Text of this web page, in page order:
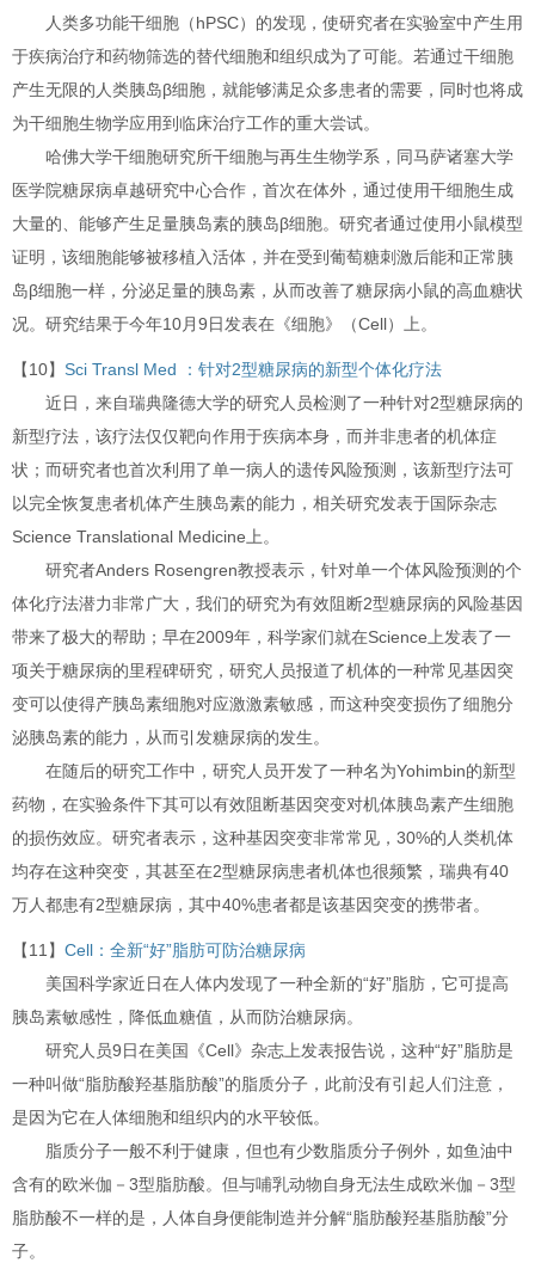
人类多功能干细胞（hPSC）的发现，使研究者在实验室中产生用
于疾病治疗和药物筛选的替代细胞和组织成为了可能。若通过干细胞
产生无限的人类胰岛β细胞，就能够满足众多患者的需要，同时也将成
为干细胞生物学应用到临床治疗工作的重大尝试。
哈佛大学干细胞研究所干细胞与再生生物学系，同马萨诸塞大学
医学院糖尿病卓越研究中心合作，首次在体外，通过使用干细胞生成
大量的、能够产生足量胰岛素的胰岛β细胞。研究者通过使用小鼠模型
证明，该细胞能够被移植入活体，并在受到葡萄糖刺激后能和正常胰
岛β细胞一样，分泌足量的胰岛素，从而改善了糖尿病小鼠的高血糖状
况。研究结果于今年10月9日发表在《细胞》（Cell）上。
【10】 Sci Transl Med ：针对2型糖尿病的新型个体化疗法
近日，来自瑞典隆德大学的研究人员检测了一种针对2型糖尿病的
新型疗法，该疗法仅仅靶向作用于疾病本身，而并非患者的机体症
状；而研究者也首次利用了单一病人的遗传风险预测，该新型疗法可
以完全恢复患者机体产生胰岛素的能力，相关研究发表于国际杂志
Science Translational Medicine上。
研究者Anders Rosengren教授表示，针对单一个体风险预测的个
体化疗法潜力非常广大，我们的研究为有效阻断2型糖尿病的风险基因
带来了极大的帮助；早在2009年，科学家们就在Science上发表了一
项关于糖尿病的里程碑研究，研究人员报道了机体的一种常见基因突
变可以使得产胰岛素细胞对应激激素敏感，而这种突变损伤了细胞分
泌胰岛素的能力，从而引发糖尿病的发生。
在随后的研究工作中，研究人员开发了一种名为Yohimbin的新型
药物，在实验条件下其可以有效阻断基因突变对机体胰岛素产生细胞
的损伤效应。研究者表示，这种基因突变非常常见，30%的人类机体
均存在这种突变，其甚至在2型糖尿病患者机体也很频繁，瑞典有40
万人都患有2型糖尿病，其中40%患者都是该基因突变的携带者。
【11】 Cell：全新“好”脂肪可防治糖尿病
美国科学家近日在人体内发现了一种全新的“好”脂肪，它可提高
胰岛素敏感性，降低血糖值，从而防治糖尿病。
研究人员9日在美国《Cell》杂志上发表报告说，这种“好”脂肪是
一种叫做“脂肪酸羟基脂肪酸”的脂质分子，此前没有引起人们注意，
是因为它在人体细胞和组织内的水平较低。
脂质分子一般不利于健康，但也有少数脂质分子例外，如鱼油中
含有的欧米伽－3型脂肪酸。但与哺乳动物自身无法生成欧米伽－3型
脂肪酸不一样的是，人体自身便能制造并分解“脂肪酸羟基脂肪酸”分
子。